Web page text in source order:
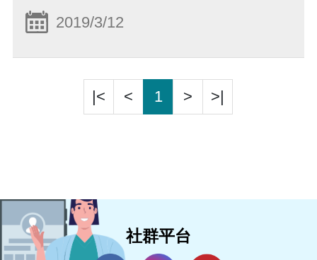
2019/3/12
|< < 1 > >|
社群平台